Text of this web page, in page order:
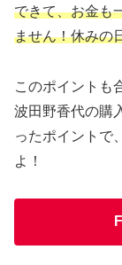
できて、お金も
ません！休みの
このポイントも
波田野香代の購
ったポイントで
よ！